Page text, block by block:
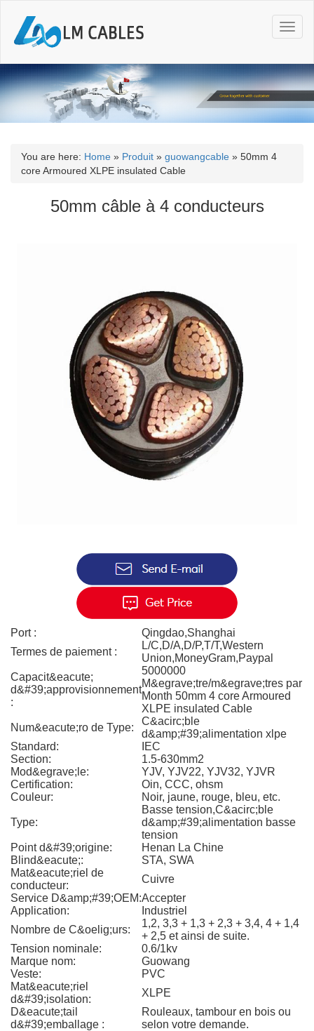
T
o
g
l
n
a
You are here: Home » Produit » guowangcable » 50mm 4
core Armoured XLPE insulated Cable
50mm câble à 4 conducteurs
Port :
Qingdao,Shanghai
Termes de paiement :
L/C,D/A,D/P,T/T,Western
Union,MoneyGram,Paypal
Capacit&eacute;
d&#39;approvisionnement
:
5000000
M&egrave;tre/m&egrave;tres par
Month 50mm 4 core Armoured
XLPE insulated Cable
Num&eacute;ro de Type:
C&acirc;ble
d&amp;#39;alimentation xlpe
Standard:
IEC
Section:
1.5-630mm2
Mod&egrave;le:
YJV, YJV22, YJV32, YJVR
Certification:
Oin, CCC, ohsm
Couleur:
Noir, jaune, rouge, bleu, etc.
Type:
Basse tension,C&acirc;ble
d&amp;#39;alimentation basse
tension
Point d&#39;origine:
Henan La Chine
Blind&eacute;:
STA, SWA
Mat&eacute;riel de
conducteur:
Cuivre
Service D&amp;#39;OEM:Accepter
Application:
Industriel
Nombre de C&oelig;urs:
1,2, 3,3 + 1,3 + 2,3 + 3,4, 4 + 1,4
+ 2,5 et ainsi de suite.
Tension nominale:
0.6/1kv
Marque nom:
Guowang
Veste:
PVC
Mat&eacute;riel
d&#39;isolation:
XLPE
D&eacute;tail
d&#39;emballage :
Rouleaux, tambour en bois ou
selon votre demande.